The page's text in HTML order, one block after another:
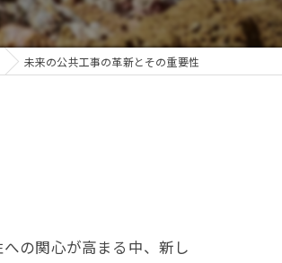
未来の公共工事の革新とその重要性
の関心が高まる中、新し